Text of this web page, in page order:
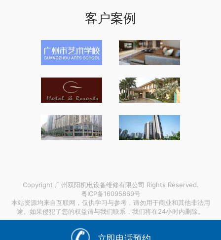
客户案例
Copyright 广州双阳机电设备维修有限公司 Rights Reserved.
粤ICP备16095869号
本站资源均来自互联网，仅供学习与参考，请勿用于商业和其他非法用
途。如果侵犯了您的权益请与我们联系，我们将在24小时内删除。
上海虹口周边搬家搬场|